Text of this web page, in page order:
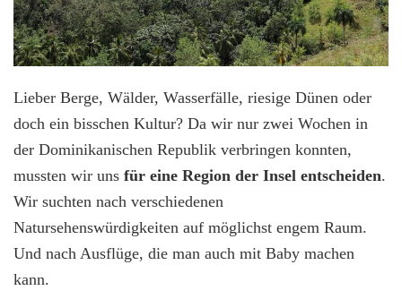
Lieber Berge, Wälder, Wasserfälle, riesige Dünen oder
doch ein bisschen Kultur? Da wir nur zwei Wochen in
der Dominikanischen Republik verbringen konnten,
mussten wir uns für eine Region der Insel entscheiden.
Wir suchten nach verschiedenen
Natursehenswürdigkeiten auf möglichst engem Raum.
Und nach Ausflüge, die man auch mit Baby machen
kann.